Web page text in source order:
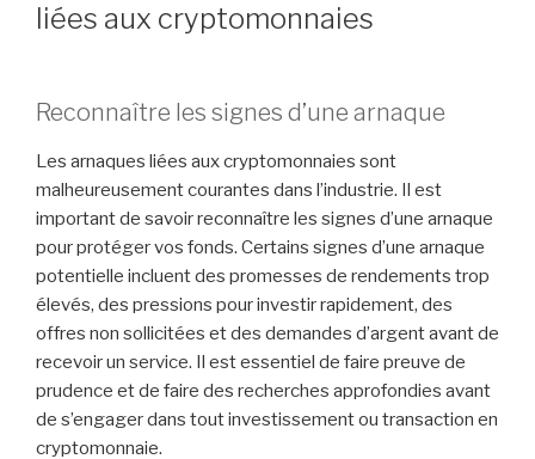
liées aux cryptomonnaies
Reconnaître les signes d’une arnaque
Les arnaques liées aux cryptomonnaies sont
malheureusement courantes dans l’industrie. Il est
important de savoir reconnaître les signes d’une arnaque
pour protéger vos fonds. Certains signes d’une arnaque
potentielle incluent des promesses de rendements trop
élevés, des pressions pour investir rapidement, des
offres non sollicitées et des demandes d’argent avant de
recevoir un service. Il est essentiel de faire preuve de
prudence et de faire des recherches approfondies avant
de s’engager dans tout investissement ou transaction en
cryptomonnaie.